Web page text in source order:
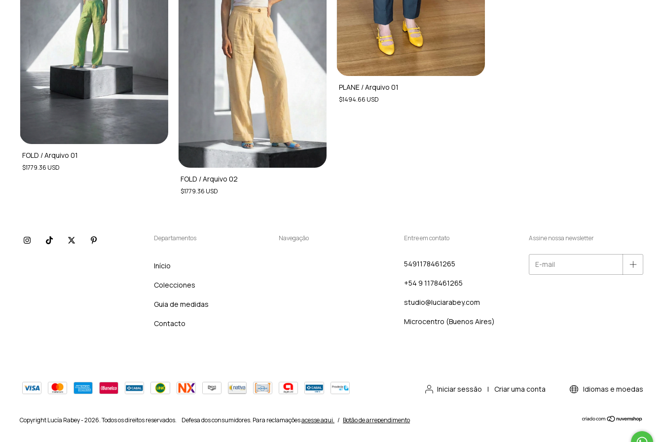
FOLD / Arquivo 01
$1779.36 USD
FOLD / Arquivo 02
$1779.36 USD
PLANE / Arquivo 01
$1494.66 USD
Departamentos
Início
Colecciones
Guia de medidas
Contacto
Navegação Entre em contato
5491178461265
+54 9 1178461265
studio@luciarabey.com
Microcentro (Buenos Aires)
Assine nossa newsletter
Iniciar sessão | Criar uma conta Idiomas e moedas
Copyright Lucía Rabey - 2026. Todos os direitos reservados. Defesa dos consumidores. Para reclamaçõesacesse aqui. / Botão de arrependimento